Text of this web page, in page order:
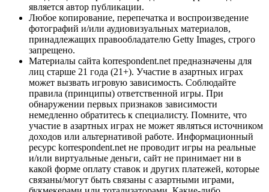
является автор публикации.
Любое копирование, перепечатка и воспроизведение
фотографий и/или аудиовизуальных материалов,
принадлежащих правообладателю Getty Images, строго
запрещено.
Материалы сайта korrespondent.net предназначены для
лиц старше 21 года (21+). Участие в азартных играх
может вызвать игровую зависимость. Соблюдайте
правила (принципы) ответственной игры. При
обнаружении первых признаков зависимости
немедленно обратитесь к специалисту. Помните, что
участие в азартных играх не может являться источником
доходов или альтернативой работе. Информационный
ресурс korrespondent.net не проводит игры на реальные
и/или виртуальные деньги, сайт не принимает ни в
какой форме оплату ставок и других платежей, которые
связаны/могут быть связаны с азартными играми,